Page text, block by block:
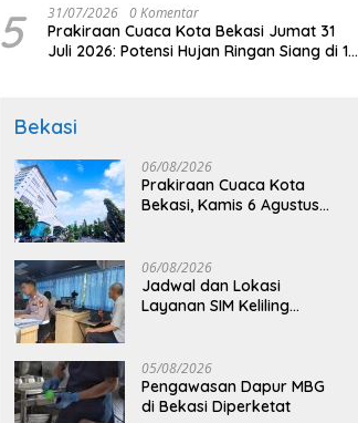
5 31/07/2026 0 Komentar
Prakiraan Cuaca Kota Bekasi Jumat 31
Juli 2026: Potensi Hujan Ringan Siang di 12
Bekasi
06/08/2026
Prakiraan Cuaca Kota
Bekasi, Kamis 6 Agustus
06/08/2026
Jadwal dan Lokasi
Layanan SIM Keliling
05/08/2026
Pengawasan Dapur MBG
di Bekasi Diperketat